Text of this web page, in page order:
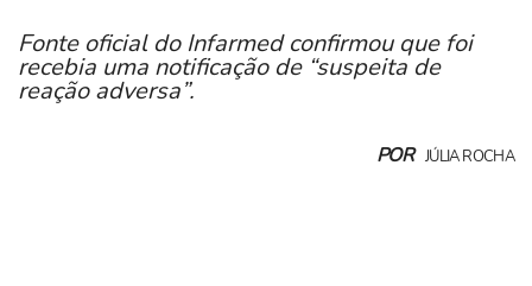
Fonte oficial do Infarmed confirmou que foi
recebia uma notificação de “suspeita de
reação adversa”.
POR JÚLIA ROCHA